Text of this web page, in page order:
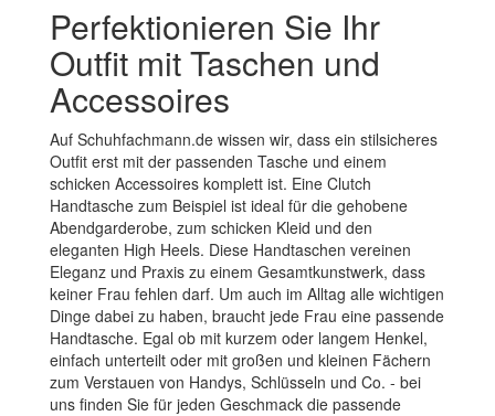
Perfektionieren Sie Ihr
Outfit mit Taschen und
Accessoires
Auf Schuhfachmann.de wissen wir, dass ein stilsicheres
Outfit erst mit der passenden Tasche und einem
schicken Accessoires komplett ist. Eine Clutch
Handtasche zum Beispiel ist ideal für die gehobene
Abendgarderobe, zum schicken Kleid und den
eleganten High Heels. Diese Handtaschen vereinen
Eleganz und Praxis zu einem Gesamtkunstwerk, dass
keiner Frau fehlen darf. Um auch im Alltag alle wichtigen
Dinge dabei zu haben, braucht jede Frau eine passende
Handtasche. Egal ob mit kurzem oder langem Henkel,
einfach unterteilt oder mit großen und kleinen Fächern
zum Verstauen von Handys, Schlüsseln und Co. - bei
uns finden Sie für jeden Geschmack die passende